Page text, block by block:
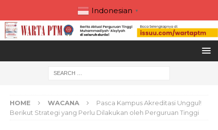
Indonesian ▼
HOME WACANA
Pasca Kampus Akreditasi Unggul!
Berikut Strategi yang Perlu Dilakukan oleh Perguruan Tinggi